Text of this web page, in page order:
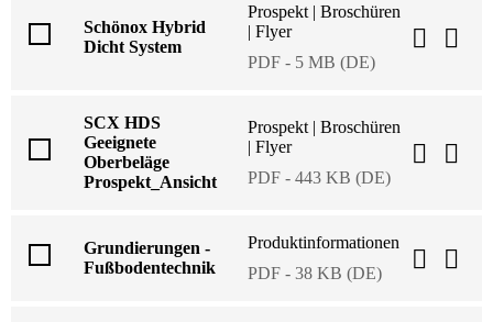
Schönox Hybrid
Dicht System
Prospekt | Broschüren
| Flyer
PDF - 5 MB (DE)
SCX HDS
Geeignete
Oberbeläge
Prospekt_Ansicht
Prospekt | Broschüren
| Flyer
PDF - 443 KB (DE)
Grundierungen -
Fußbodentechnik
Produktinformationen
PDF - 38 KB (DE)